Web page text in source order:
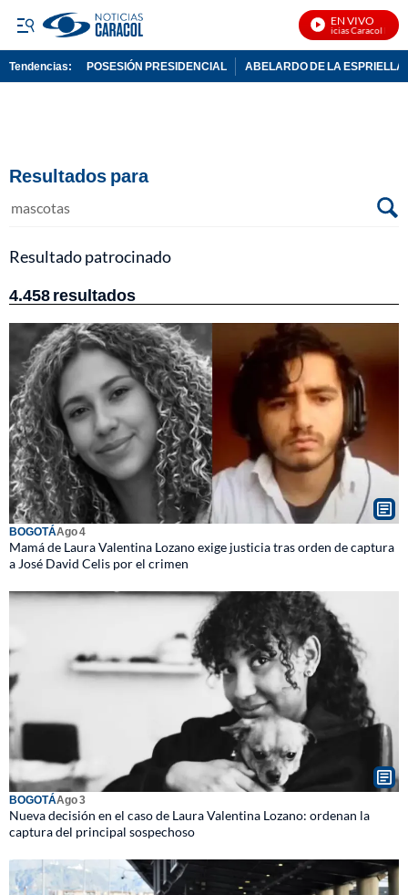
EN VIVO
Noticias Caracol En Vivo
Tendencias: POSESIÓN PRESIDENCIAL ABELARDO DE LA ESPRIELLA
Resultados para
Resultado patrocinado
4.458 resultados
BOGOTÁAgo 4
Mamá de Laura Valentina Lozano exige justicia tras orden de captura
a José David Celis por el crimen
BOGOTÁAgo 3
Nueva decisión en el caso de Laura Valentina Lozano: ordenan la
captura del principal sospechoso